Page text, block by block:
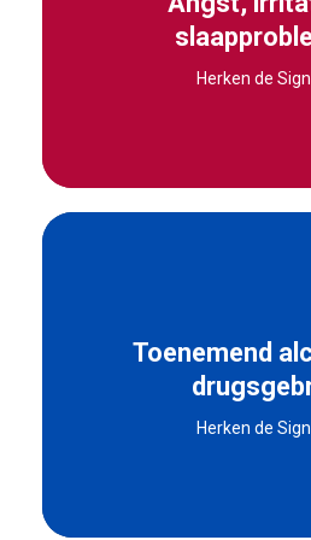
Herken de
Ze lijkt bijna altijd in
Ze lijken nerveus,
Toenemend
Herken de
voor een biertje, toen
avond dronken naar huis
niet alleen de alcohol het
probeerde zichzelf